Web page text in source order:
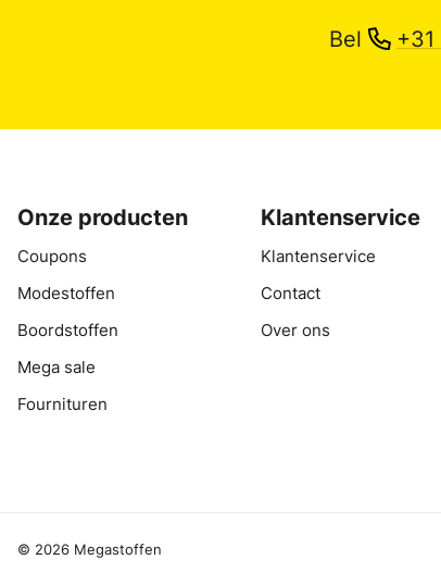
Bel
Onze producten
Coupons
Modestoffen
Boordstoffen
Mega sale
Fournituren
Klantenservice
Klantenservice
Contact
Over ons
© 2026 Megastoffen